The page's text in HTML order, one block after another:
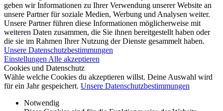
geben wir Informationen zu Ihrer Verwendung unserer Website an
unsere Partner für soziale Medien, Werbung und Analysen weiter.
Unsere Partner führen diese Informationen möglicherweise mit
weiteren Daten zusammen, die Sie ihnen bereitgestellt haben oder
die sie im Rahmen Ihrer Nutzung der Dienste gesammelt haben.
Unsere Datenschutzbestimmungen
Einstellungen Alle akzeptieren
Cookies und Datenschutz
Wähle welche Cookies du akzeptieren willst. Deine Auswahl wird
für ein Jahr gespeichert. Unsere Datenschutzbestimmungen
Notwendig